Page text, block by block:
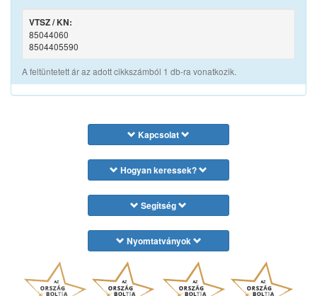
VTSZ / KN:
85044060
8504405590
A feltüntetett ár az adott cikkszámból 1 db-ra vonatkozik.
Kapcsolat
Hogyan keressek?
Segítség
Nyomtatványok